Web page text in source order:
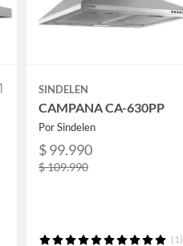
SINDELEN
CAMPANA CA-630PP
Por Sindelen
$ 99.990
$ 109.990
(1)